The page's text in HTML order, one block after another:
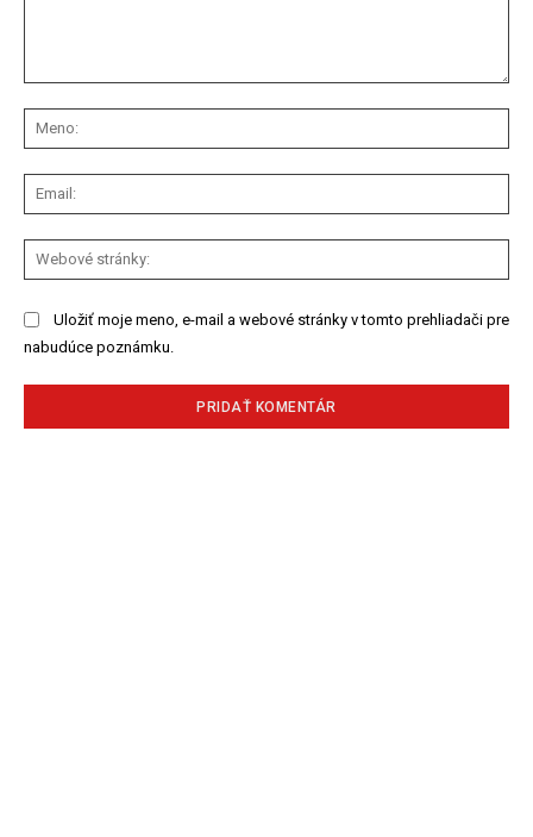
Uložiť moje meno, e-mail a webové stránky v tomto prehliadači pre
nabudúce poznámku.